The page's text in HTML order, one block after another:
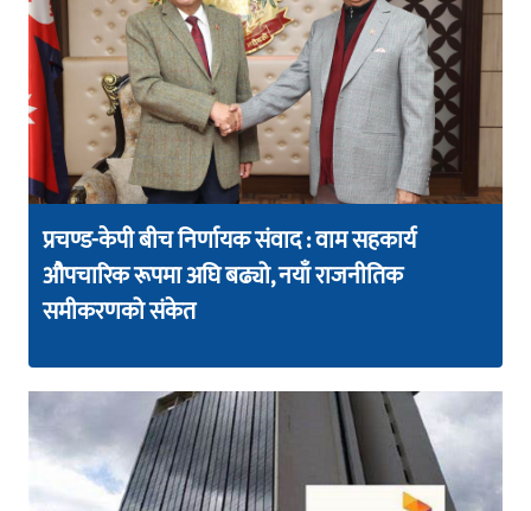
प्रचण्ड-केपी बीच निर्णायक संवाद : वाम सहकार्य
औपचारिक रूपमा अघि बढ्यो, नयाँ राजनीतिक
समीकरणको संकेत